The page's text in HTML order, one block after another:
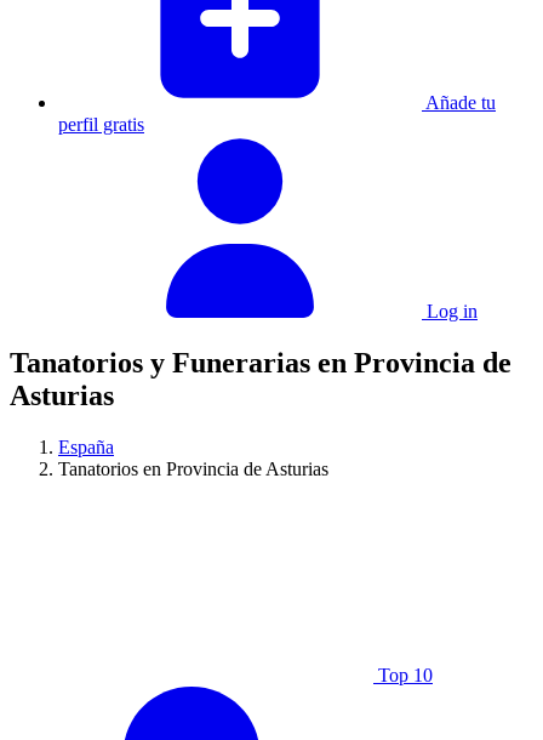
Añade tu
perfil gratis
Log in
Tanatorios y Funerarias en Provincia de
Asturias
España
Tanatorios en Provincia de Asturias
Top 10